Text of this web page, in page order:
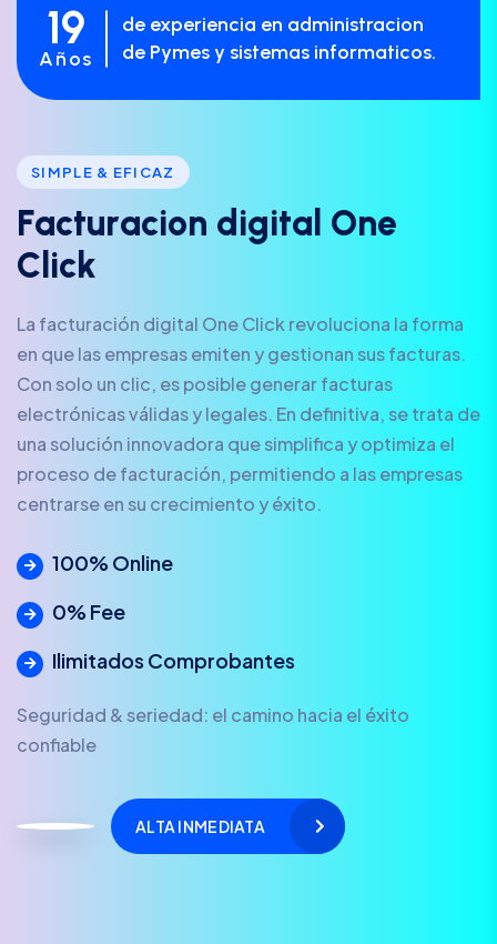
19
Años
de experiencia en administracion
de Pymes y sistemas informaticos.
SIMPLE & EFICAZ
Facturacion d igita One
C ick
La facturación digital One Click revoluciona la forma
en que las empresas emiten y gestionan sus facturas.
Con solo un clic, es posible generar facturas
electrónicas válidas y legales. En definitiva, se trata de
una solución innovadora que simplifica y optimiza el
proceso de facturación, permitiendo a las empresas
centrarse en su crecimiento y éxito.
100% Online
0% Fee
Ilimitados Comprobantes
Seguridad & seriedad: el camino hacia el éxito
confiable
ALTA INMEDIATA